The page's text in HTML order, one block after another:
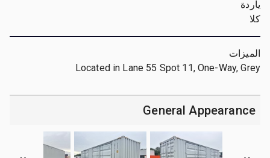
ياردة
كلا
الميزات
Located in Lane 55 Spot 11, One-Way, Grey
General Appearance